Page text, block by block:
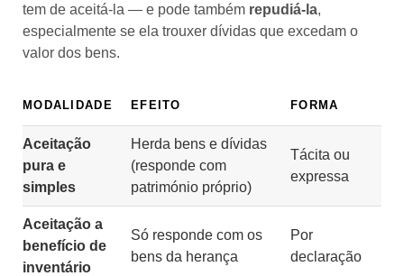
tem de aceitá-la — e pode também repudiá-la,
especialmente se ela trouxer dívidas que excedam o
valor dos bens.
MODALIDADE EFEITO FORMA
Aceitação
pura e
simples
Herda bens e dívidas
(responde com
património próprio)
Tácita ou
expressa
Aceitação a
benefício de
inventário
Só responde com os
bens da herança
Por
declaração